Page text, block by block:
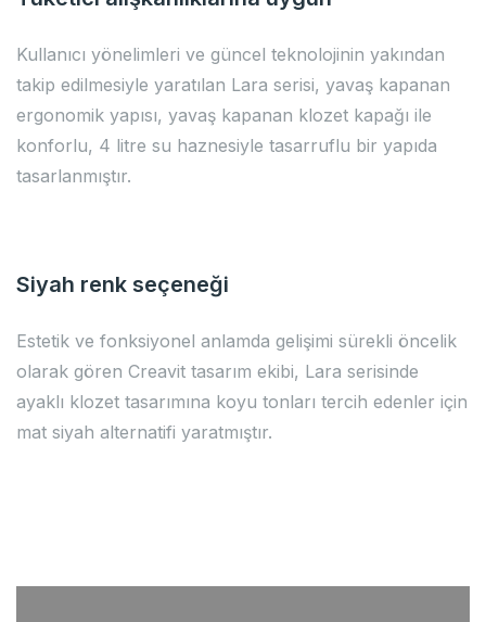
Kullanıcı yönelimleri ve güncel teknolojinin yakından
takip edilmesiyle yaratılan Lara serisi, yavaş kapanan
ergonomik yapısı, yavaş kapanan klozet kapağı ile
konforlu, 4 litre su haznesiyle tasarruflu bir yapıda
tasarlanmıştır.
Siyah renk seçeneği
Estetik ve fonksiyonel anlamda gelişimi sürekli öncelik
olarak gören Creavit tasarım ekibi, Lara serisinde
ayaklı klozet tasarımına koyu tonları tercih edenler için
mat siyah alternatifi yaratmıştır.